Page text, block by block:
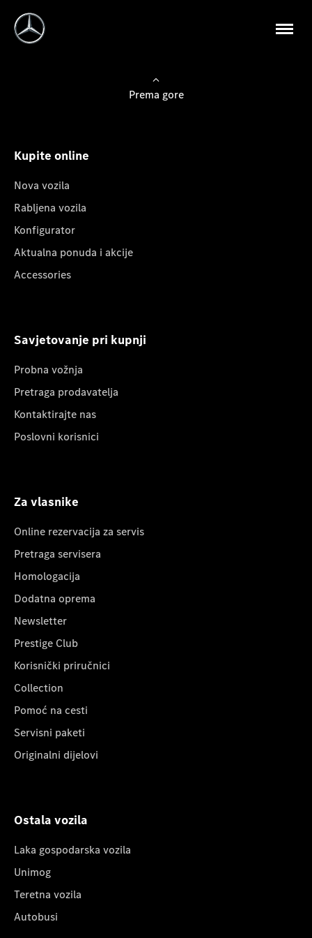
Prema gore
Kupite online
Nova vozila
Rabljena vozila
Konfigurator
Aktualna ponuda i akcije
Accessories
Savjetovanje pri kupnji
Probna vožnja
Pretraga prodavatelja
Kontaktirajte nas
Poslovni korisnici
Za vlasnike
Online rezervacija za servis
Pretraga servisera
Homologacija
Dodatna oprema
Newsletter
Prestige Club
Korisnički priručnici
Collection
Pomoć na cesti
Servisni paketi
Originalni dijelovi
Ostala vozila
Laka gospodarska vozila
Unimog
Teretna vozila
Autobusi